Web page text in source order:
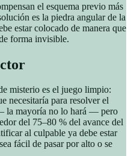
el esquema previo más
es la piedra angular de la
estar colocado de manera que
forma invisible.
misterio es el juego limpio:
necesitaría para resolver el
la mayoría no lo hará — pero
del 75–80 % del avance del
al culpable ya debe estar
fácil de pasar por alto o se